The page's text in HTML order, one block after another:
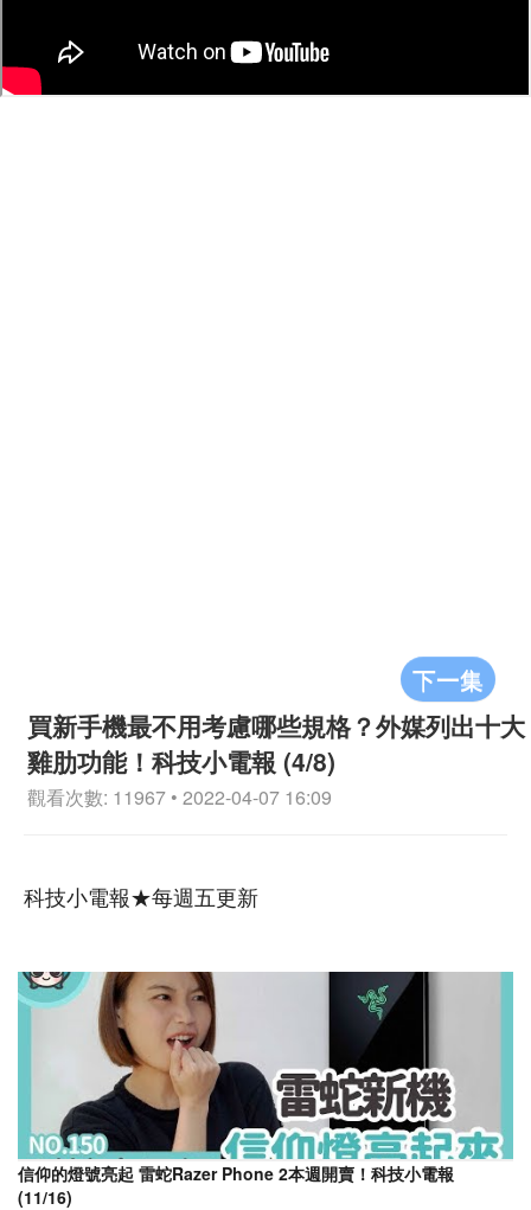
下一集
買新手機最不用考慮哪些規格？外媒列出十大
雞肋功能！科技小電報 (4/8)
觀看次數: 11967 • 2022-04-07 16:09
科技小電報★每週五更新
信仰的燈號亮起 雷蛇Razer Phone 2本週開賣！科技小電報
(11/16)